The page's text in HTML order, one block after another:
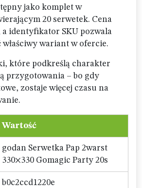
jako komplet w
20 serwetek. Cena
a identyfikator SKU pozwala
właściwy wariant w ofercie.
które podkreślą charakter
przygotowania – bo gdy
zostaje więcej czasu na
Wartość
godan Serwetka Pap 2warst
330×330 Gomagic Party 20s
b0c2ccd1220e